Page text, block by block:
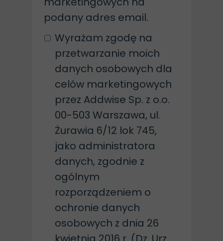
podany adres email.
Wyrażam zgodę na
przetwarzanie moich
danych osobowych dla
celów marketingowych
przez Addwise Sp. z o.o.
00-503 Warszawa, ul.
Żurawia 6/12 lok 745,
jako administratora
danych, zgodnie z
ogólnym
rozporządzeniem o
ochronie danych
osobowych z dnia 26